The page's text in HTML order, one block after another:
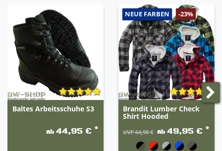
Aufgrund der Vielzahl von Hosen und Jacken kann
die Bekleidung teilweise von dem hier
beschriebenen Abweichen. Die Modelle können
unterschiedlich sein und somit auch
unterschiedliche Eigenschaften der jeweiligen
Artikel. Die erste Farbe ist der Hauptteil des
Produktes. Beispiel: grau-schwarz 80% grau / 20%
schwarz.
Baltes Arbeitsschuhe S3
ab44,95 € *
NEUE FARBEN -23%
Brandit Lumber Check
Shirt Hooded
UVP 64,90 € ab 49,95 € *